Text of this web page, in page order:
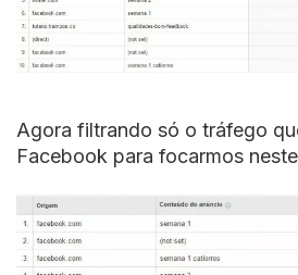
Agora filtrando só o tráfego
Facebook para focarmos